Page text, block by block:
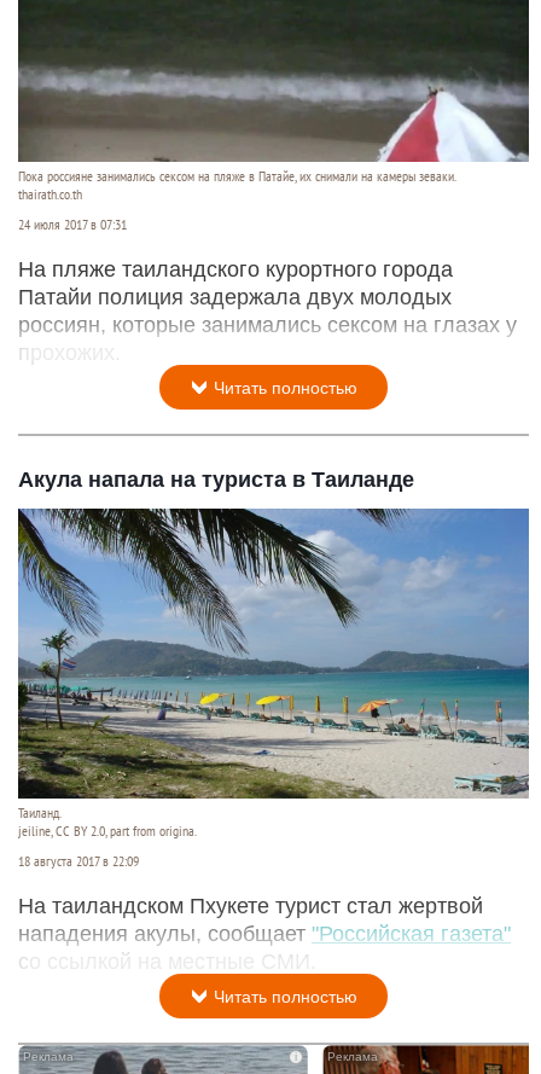
Пока россияне занимались сексом на пляже в Патайе, их снимали на камеры зеваки.
thairath.co.th
24 июля 2017 в 07:31
На пляже таиландского курортного города
Патайи полиция задержала двух молодых
россиян, которые занимались сексом на глазах у
прохожих.
Читать полностью
Акула напала на туриста в Таиланде
Таиланд.
jeiline, CC BY 2.0, part from origina.
18 августа 2017 в 22:09
На таиландском Пхукете турист стал жертвой
нападения акулы, сообщает "Российская газета"
со ссылкой на местные СМИ.
Читать полностью
i